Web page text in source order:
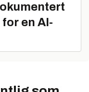
en AI-